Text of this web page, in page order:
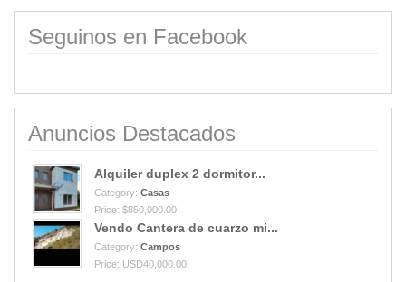
Seguinos en Facebook
Anuncios Destacados
Alquiler duplex 2 dormitor...
Category: Casas
Price: $850,000.00
Vendo Cantera de cuarzo mi...
Category: Campos
Price: USD40,000.00